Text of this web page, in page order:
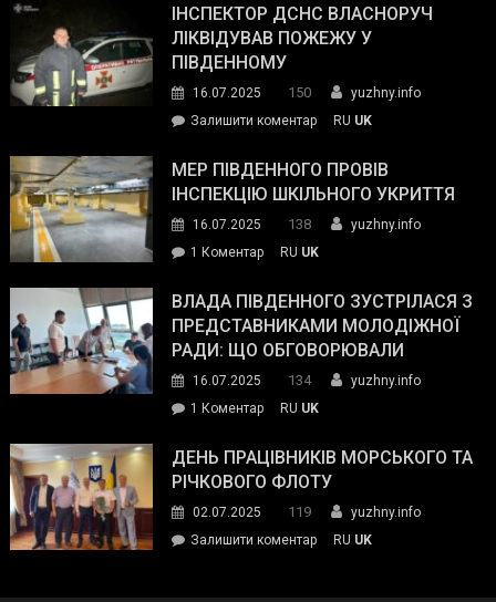
провів
нараду
силових
та
органів:
«Наш
спільний
окупанти.
Маємо
діяти
команда
ІНСПЕКТОР ДСНС ВЛАСНОРУЧ
ЛІКВІДУВАВ ПОЖЕЖУ У
ПІВДЕННОМУ
16.07.2025 150
yuzhny.info
Залишити коментарon
ДСНС
власноруч
пожежу
у
RU UK
МЕР ПІВДЕННОГО ПРОВІВ
ІНСПЕКЦІЮ ШКІЛЬНОГО УКРИТТЯ
16.07.2025 138
yuzhny.info
1 Коментардо
Південного
провів
інспекцію
укриття
RU UK
ВЛАДА ПІВДЕННОГО ЗУСТРІЛАСЯ З
ПРЕДСТАВНИКАМИ МОЛОДІЖНОЇ
РАДИ: ЩО ОБГОВОРЮВАЛИ
16.07.2025 134
yuzhny.info
1 Коментардо
Південного
зустрілася
представниками
молодіжної
RU UK
ДЕНЬ ПРАЦІВНИКІВ МОРСЬКОГО ТА
РІЧКОВОГО ФЛОТУ
02.07.2025 119
yuzhny.info
Залишити коментарon
RU UK